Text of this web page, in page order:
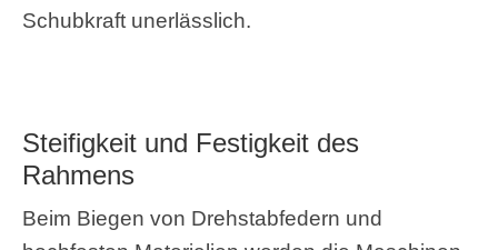
Schubkraft unerlässlich.
Steifigkeit und Festigkeit des
Rahmens
Beim Biegen von Drehstabfedern und